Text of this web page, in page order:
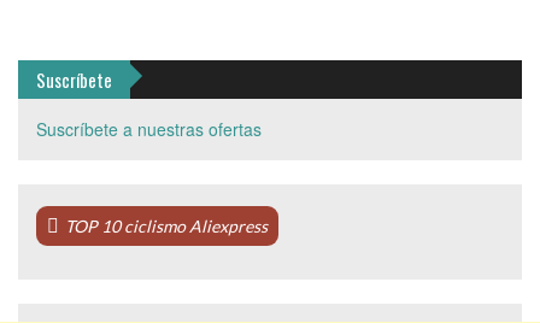
Suscríbete
Suscríbete a nuestras ofertas
TOP 10 ciclismo Aliexpress